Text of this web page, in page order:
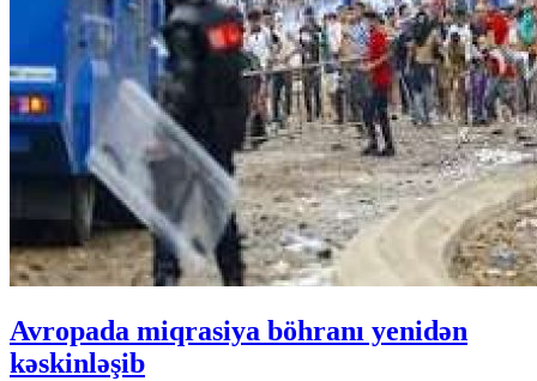
Avropada miqrasiya böhranı yenidən
kəskinləşib